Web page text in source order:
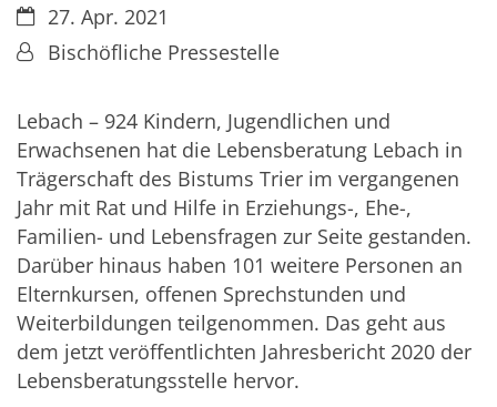
Datum:27. Apr. 2021
Von:Bischöfliche Pressestelle
Lebach – 924 Kindern, Jugendlichen und
Erwachsenen hat die Lebensberatung Lebach in
Trägerschaft des Bistums Trier im vergangenen
Jahr mit Rat und Hilfe in Erziehungs-, Ehe-,
Familien- und Lebensfragen zur Seite gestanden.
Darüber hinaus haben 101 weitere Personen an
Elternkursen, offenen Sprechstunden und
Weiterbildungen teilgenommen. Das geht aus
dem jetzt veröffentlichten Jahresbericht 2020 der
Lebensberatungsstelle hervor.